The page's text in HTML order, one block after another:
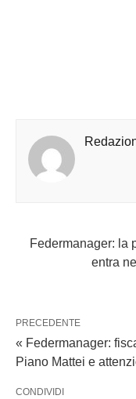
Federmanager: la
entra
PRECEDENTE
« Federmanager:
Piano Mattei e
CONDIVIDI